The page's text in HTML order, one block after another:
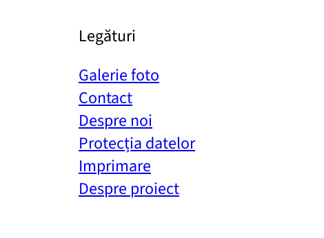
Legături
Galerie foto
Contact
Despre noi
Protecția datelor
Imprimare
Despre proiect